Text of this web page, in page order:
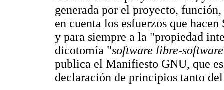
generada por el proyecto,
en cuenta los esfuerzos que
y para siempre a la "propiedad
dicotomía "software libre-software
publica el Manifiesto GNU, que
declaración de principios tanto